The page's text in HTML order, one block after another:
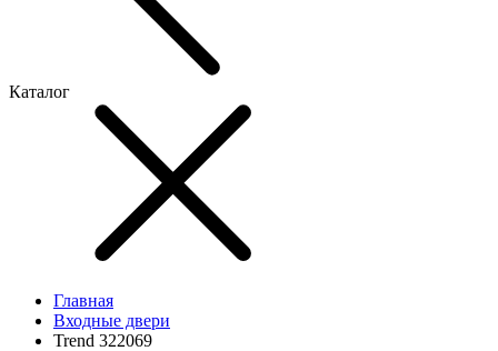
Каталог
Главная
Входные двери
Trend 322069